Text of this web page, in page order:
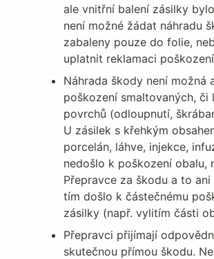
ale vnitřní balení zásilky
není možné žádat náhradu
zabaleny pouze do folie,
uplatnit reklamaci
Náhrada škody není možná
poškození smaltovaných, či
povrchů (odloupnutí,
U zásilek s křehkým
porcelán, láhve, injekce,
nedošlo k poškození obalu,
Přepravce za škodu a to
tím došlo k částečnému
zásilky (např. vylitím části
Přepravci přijímají
skutečnou přímou škodu.